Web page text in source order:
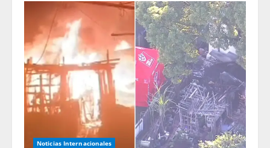
Noticias Internacionales